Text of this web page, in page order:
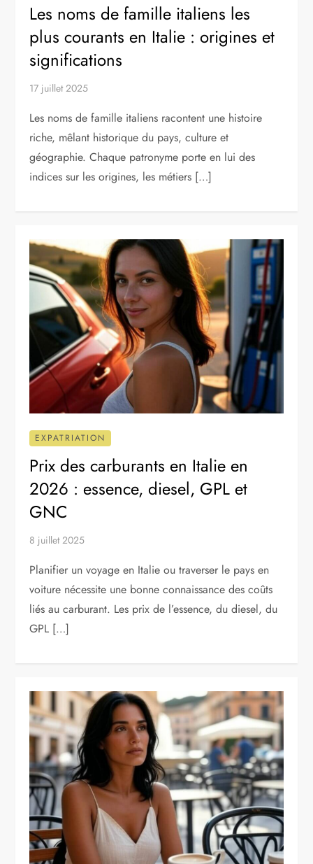
Les noms de famille italiens les
plus courants en Italie : origines et
significations
17 juillet 2025
Les noms de famille italiens racontent une histoire
riche, mêlant historique du pays, culture et
géographie. Chaque patronyme porte en lui des
indices sur les origines, les métiers […]
EXPATRIATION
Prix des carburants en Italie en
2026 : essence, diesel, GPL et
GNC
8 juillet 2025
Planifier un voyage en Italie ou traverser le pays en
voiture nécessite une bonne connaissance des coûts
liés au carburant. Les prix de l’essence, du diesel, du
GPL […]